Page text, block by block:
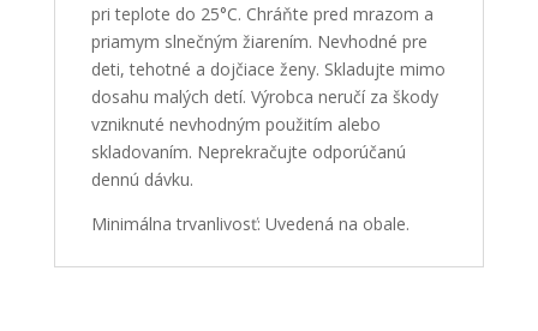
pri teplote do 25°C. Chráňte pred mrazom a
priamym slnečným žiarením. Nevhodné pre
deti, tehotné a dojčiace ženy. Skladujte mimo
dosahu malých detí. Výrobca neručí za škody
vzniknuté nevhodným použitím alebo
skladovaním. Neprekračujte odporúčanú
dennú dávku.
Minimálna trvanlivosť: Uvedená na obale.